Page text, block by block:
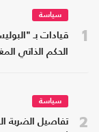
1
سياسة
قيادات بـ
الحكم الذاتي
2
سياسة
تفاصيل الضربة